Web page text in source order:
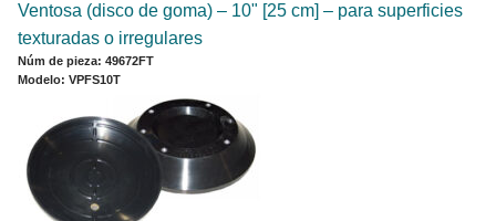
Ventosa (disco de goma) – 10" [25 cm] – para superficies
texturadas o irregulares
Núm de pieza: 49672FT
Modelo: VPFS10T